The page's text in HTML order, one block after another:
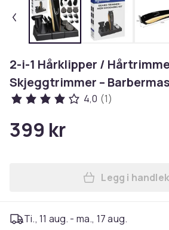
2-i-1 Hårklipper /
Skjeggtrimmer –
4,0 (1)
399 kr
Legg
Legg i
Ti., 11 aug. - ma., 17 aug.